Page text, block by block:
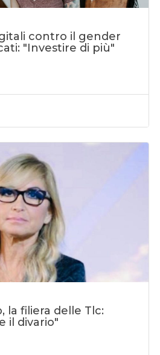
contro il gender
"Investire di più"
la filiera delle Tlc:
il divario"